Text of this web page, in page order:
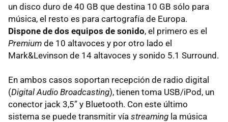
un disco duro de 40 GB que destina 10 GB sólo para
música, el resto es para cartografía de Europa.
Dispone de dos equipos de sonido, el primero es el
Premium de 10 altavoces y por otro lado el
Mark&Levinson de 14 altavoces y sonido 5.1 Surround.
En ambos casos soportan recepción de radio digital
(Digital Audio Broadcasting), tienen toma USB/iPod, un
conector jack 3,5” y Bluetooth. Con este último
sistema se puede transmitir vía streaming la música